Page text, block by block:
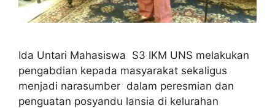
Ida Untari Mahasiswa S3 IKM UNS melakukan
pengabdian kepada masyarakat sekaligus
menjadi narasumber dalam peresmian dan
penguatan posyandu lansia di kelurahan